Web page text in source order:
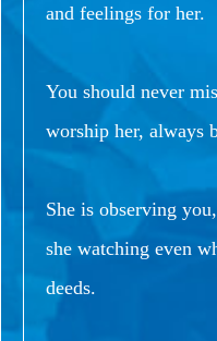
and feelings for her.
You should never
worship her, always
She is observing
she watching even
deeds.